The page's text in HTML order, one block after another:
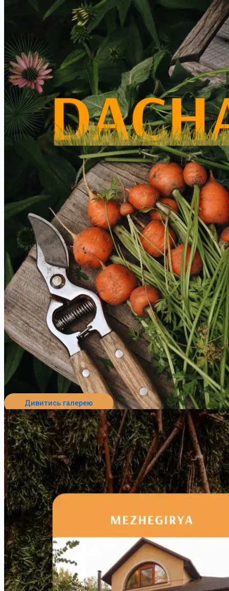
Перейти до пансіонату
Дивитись галерею